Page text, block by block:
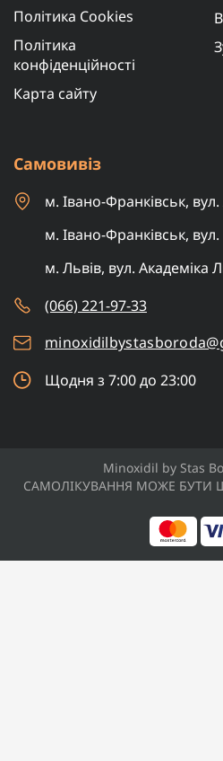
Політика Cookies
Політика
конфіденційності
Карта сайту
Самовивіз
м. Івано-Франківськ,
м. Івано-Франківськ,
м. Львів, вул. Академіка
(066) 221-97-33
Щодня з 7:00 до 23:00
Minoxidil by Stas
САМОЛІКУВАННЯ МОЖЕ